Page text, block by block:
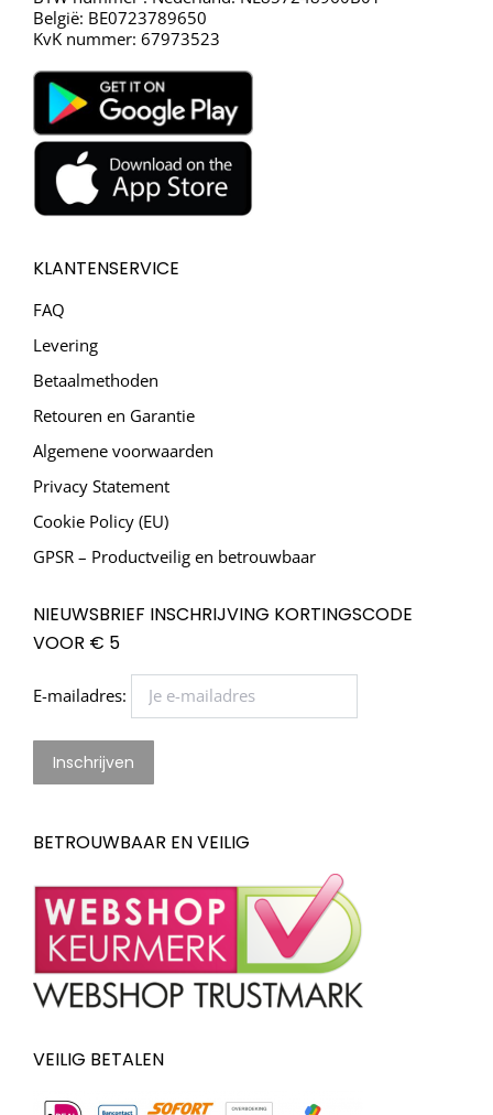
België: BE0723789650
KvK nummer: 67973523
KLANTENSERVICE
FAQ
Levering
Betaalmethoden
Retouren en Garantie
Algemene voorwaarden
Privacy Statement
Cookie Policy (EU)
GPSR – Productveilig en betrouwbaar
NIEUWSBRIEF INSCHRIJVING KORTINGSCODE
VOOR € 5
E-mailadres:
BETROUWBAAR EN VEILIG
VEILIG BETALEN